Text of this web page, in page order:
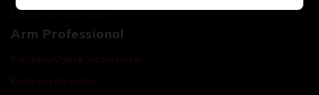
Lokma ve Bits Setleri
Arm Professional
Kullanıcı/Üyelik Sözleşmesi
Kullanım Koşulları